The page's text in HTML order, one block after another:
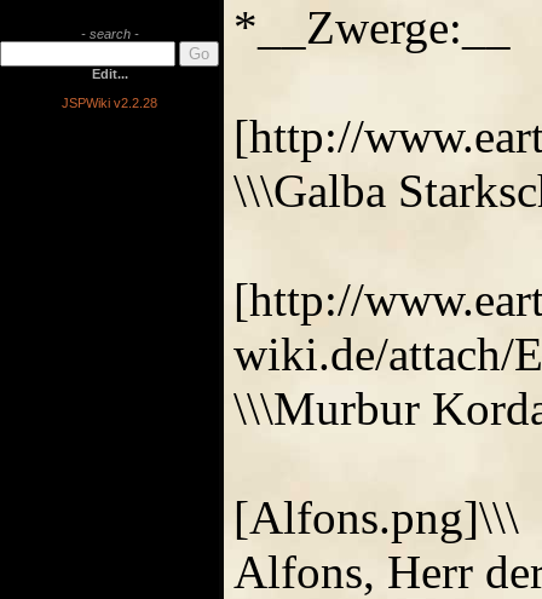
- search -
Edit...
JSPWiki v2.2.28
*__Zwerge:__
[http://
\\\Galba
[http://
wiki.de/attach/
\\\Murbur
[Alfons.png]\\\
Alfons, Herr